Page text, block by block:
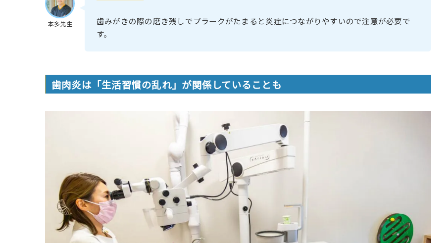
本多先生
歯みがきの際の磨き残しでプラークがたまると炎症につながりやすいので注意が必要で
す。
歯肉炎は「生活習慣の乱れ」が関係していることも